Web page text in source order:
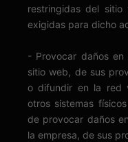
restringidas del sitio
exigidas para dicho
- Provocar daños
sitio web, de sus
o difundir en la red
otros sistemas
de provocar daños
la empresa, de sus